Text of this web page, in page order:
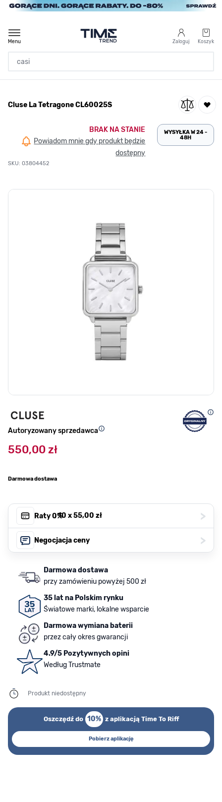
Przejdź do treści
Zaloguj Koszyk
Menu
/
Cluse La Tetragone CL60025S
Cluse La Tetragone CL60025S
BRAK NA STANIE
Powiadom mnie gdy produkt będzie
dostępny
SKU: 03804452
WYSYŁKA W 24 -
48H
Autoryzowany sprzedawca
550,00 zł
Darmowa dostawa
Raty 0%, 10 x55,00 zł >
Negocjacja ceny >
Darmowa dostawa
przy zamówieniu powyżej 500 zł
35 lat na Polskim rynku
Światowe marki, lokalne wsparcie
Darmowa wymiana baterii
przez cały okres gwarancji
4.9/5 Pozytywnych opini
Według Trustmate
Produkt niedostępny
Oszczędź do 10% z aplikacją Time To Riff
Pobierz aplikację